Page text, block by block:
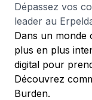
Dépassez vos
leader au
Dans un monde
plus en plus
digital pour
Découvrez
Burden.